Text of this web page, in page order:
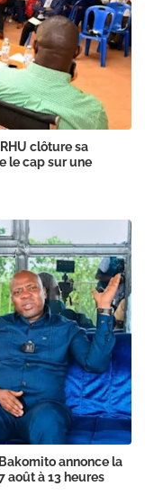
clôture sa
le cap sur une
annonce la
août à 13 heures